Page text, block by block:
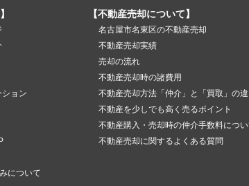
ョン
について
【不動産売却について】
名古屋市名東区の不動産売却
不動産売却実績
売却の流れ
不動産売却時の諸費用
不動産売却方法「仲介」と「買取」の
不動産を少しでも高く売るポイント
不動産購入・売却時の仲介手数料につ
不動産売却に関するよくある質問